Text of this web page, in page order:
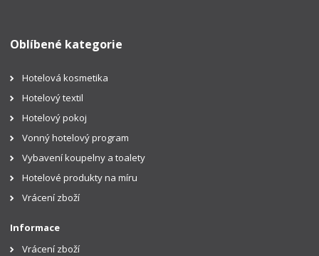
Oblíbené kategorie
Hotelová kosmetika
Hotelový textil
Hotelový pokoj
Vonný hotelový program
Vybavení koupelny a toalety
Hotelové produkty na míru
Vrácení zboží
Informace
Vrácení zboží